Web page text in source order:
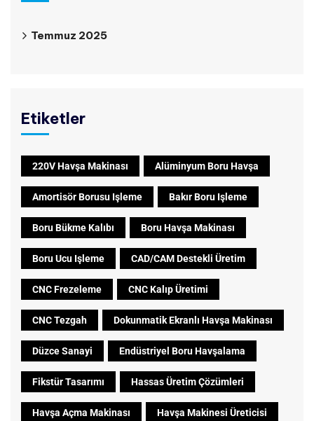
Temmuz 2025
Etiketler
220V Havşa Makinası Alüminyum Boru Havşa
Amortisör Borusu Işleme Bakır Boru Işleme
Boru Bükme Kalıbı Boru Havşa Makinası
Boru Ucu Işleme CAD/CAM Destekli Üretim
CNC Frezeleme CNC Kalıp Üretimi
CNC Tezgah Dokunmatik Ekranlı Havşa Makinası
Düzce Sanayi Endüstriyel Boru Havşalama
Fikstür Tasarımı Hassas Üretim Çözümleri
Havşa Açma Makinası Havşa Makinesi Üreticisi